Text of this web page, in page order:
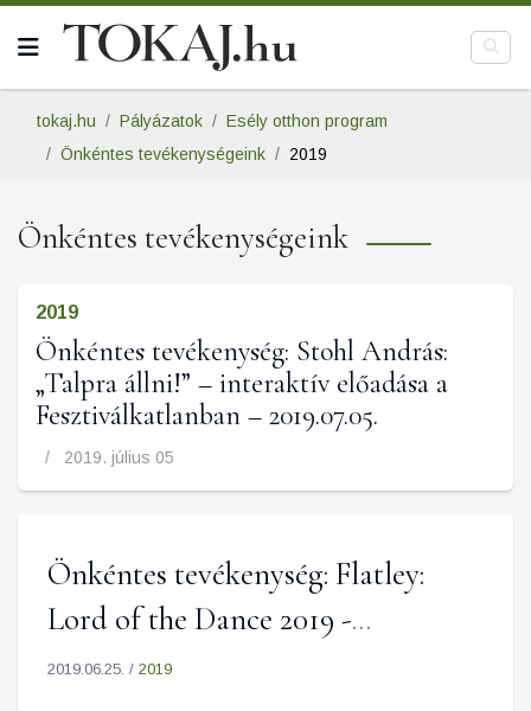
tokaj.hu Pályázatok
Esély otthon program
Önkéntes tevékenységeink
2019
Önkéntes tevékenységeink
2019
Önkéntes tevékenység: Stohl András:
„Talpra állni!” – interaktív előadása a
Fesztiválkatlanban – 2019.07.05.
2019. július 05
Önkéntes tevékenység: Flatley:
Lord of the Dance 2019 -
Dangerous Games a
2019.06.25. / 2019